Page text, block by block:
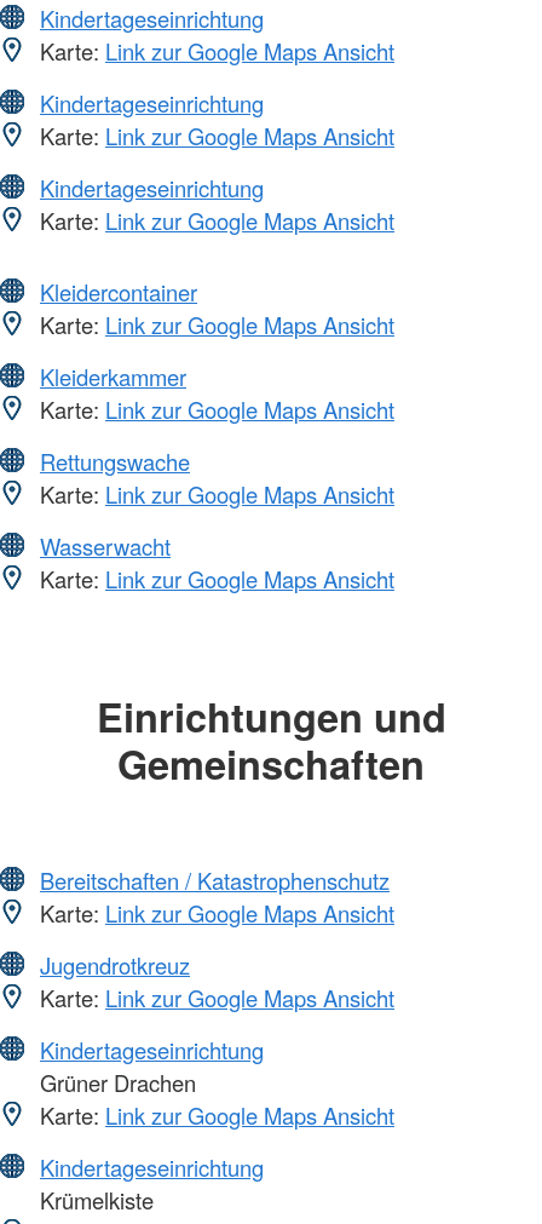
Kindertageseinrichtung
Karte: Link zur Google Maps Ansicht
Kindertageseinrichtung
Karte: Link zur Google Maps Ansicht
Kindertageseinrichtung
Karte: Link zur Google Maps Ansicht
Kleidercontainer
Karte: Link zur Google Maps Ansicht
Kleiderkammer
Karte: Link zur Google Maps Ansicht
Rettungswache
Karte: Link zur Google Maps Ansicht
Wasserwacht
Karte: Link zur Google Maps Ansicht
Einrichtungen und
Gemeinschaften
Bereitschaften / Katastrophenschutz
Karte: Link zur Google Maps Ansicht
Jugendrotkreuz
Karte: Link zur Google Maps Ansicht
Kindertageseinrichtung
Grüner Drachen
Karte: Link zur Google Maps Ansicht
Kindertageseinrichtung
Krümelkiste